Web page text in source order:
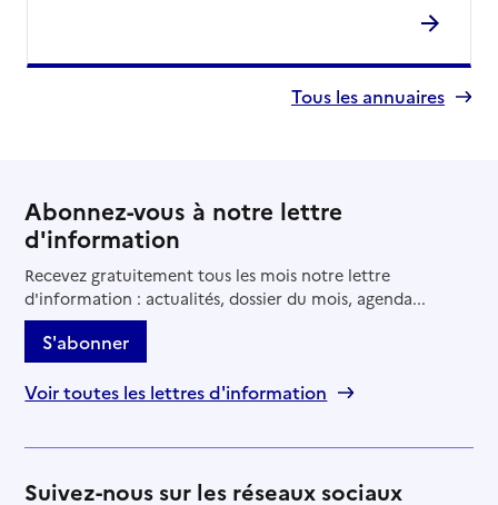
Tous les annuaires
Abonnez-vous à notre lettre
d'information
Recevez gratuitement tous les mois notre lettre
d'information : actualités, dossier du mois, agenda...
S'abonner
Voir toutes les lettres d'information
Suivez-nous sur les réseaux sociaux